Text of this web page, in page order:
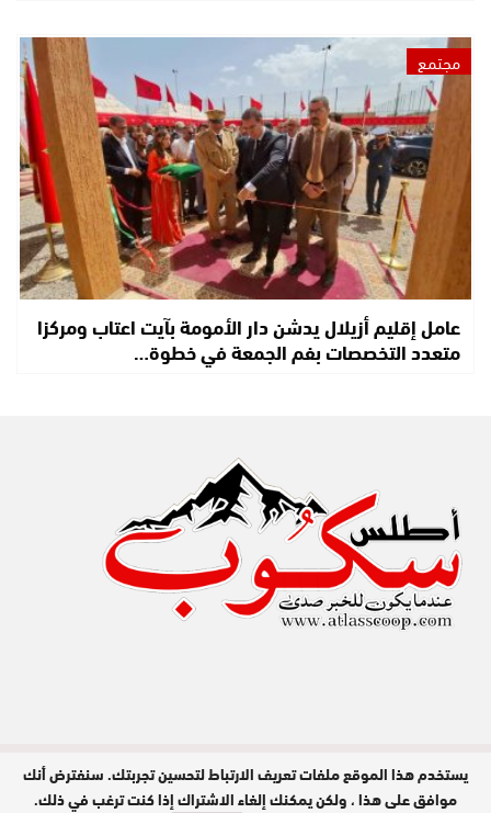
مجتمع
عامل إقليم أزيلال يدشن دار الأمومة بآيت اعتاب ومركزا
متعدد التخصصات بفم الجمعة في خطوة…
مدير النشر : عبد الله عزي / جميع الحقوق
محفوظة © 2026
يستخدم هذا الموقع ملفات تعريف الارتباط لتحسين تجربتك. سنفترض أنك
موافق على هذا ، ولكن يمكنك إلغاء الاشتراك إذا كنت ترغب في ذلك.